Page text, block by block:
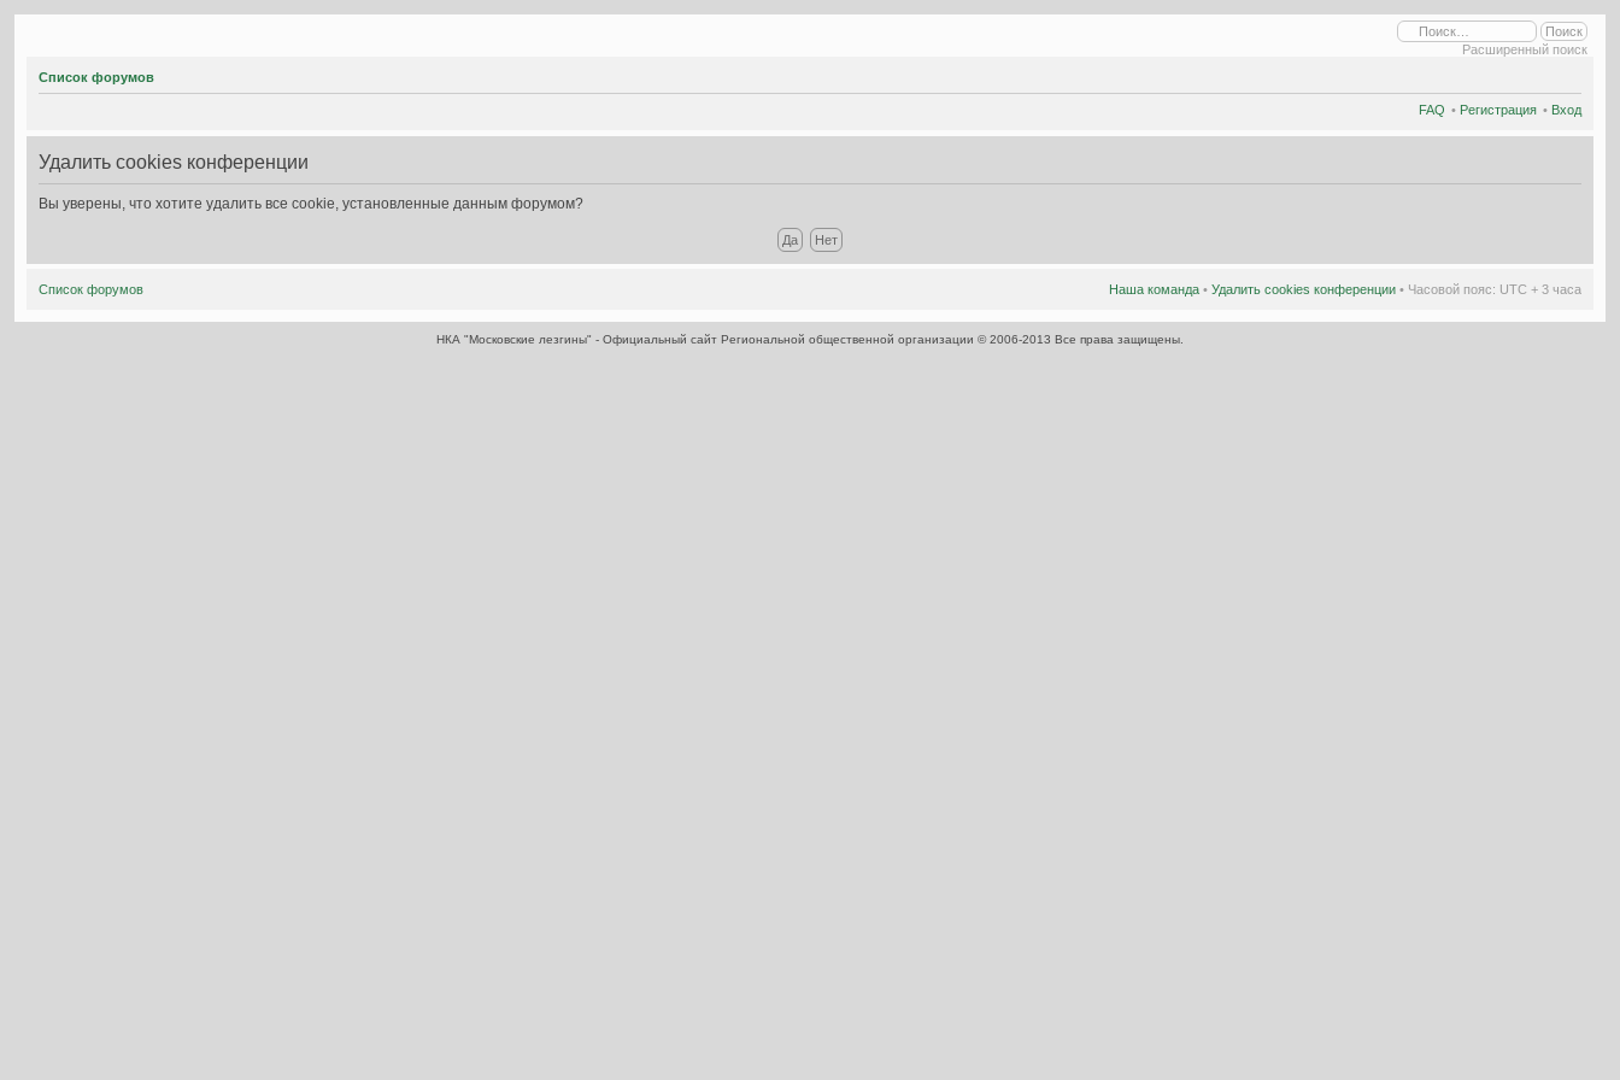
Расширенный поиск
Список форумов
FAQ • Регистрация • Вход
Удалить cookies конференции
Вы уверены, что хотите удалить все cookie, установленные данным форумом?
Список форумов Наша команда • Удалить cookies конференции • Часовой пояс: UTC + 3 часа
НКА "Московские лезгины" - Официальный сайт Региональной общественной организации © 2006-2013 Все права защищены.